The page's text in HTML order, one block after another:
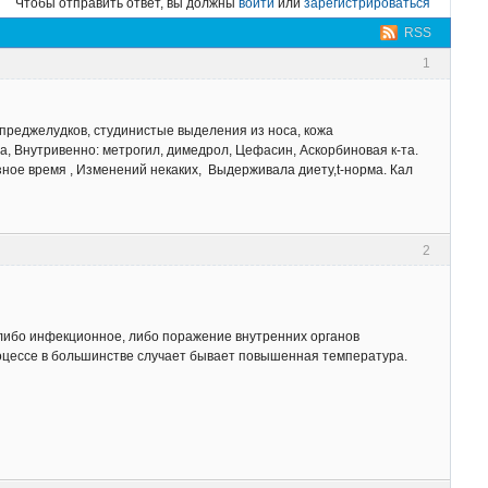
RSS
1
студинистые выделения из носа, кожа
Внутривенно: метрогил, димедрол, Цефасин, Аскорбиновая к-та.
время , Изменений некаких, Выдерживала диету,t-норма. Кал
2
инфекционное, либо поражение внутренних органов
в большинстве случает бывает повышенная температура.